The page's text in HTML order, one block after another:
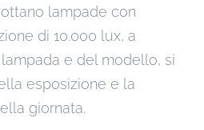
lampade con
di 10.000 lux, a
e del modello, si
esposizione e la
giornata.